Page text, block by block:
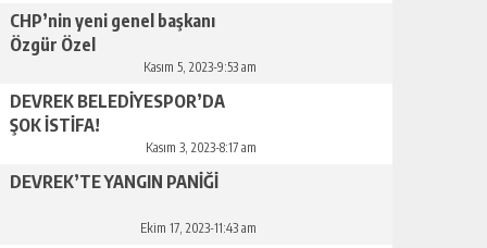
CHP’nin yeni genel başkanı
Özgür Özel
Kasım 5, 2023-9:53 am
DEVREK BELEDİYESPOR’DA
ŞOK İSTİFA!
Kasım 3, 2023-8:17 am
DEVREK’TE YANGIN PANİĞİ
Ekim 17, 2023-11:43 am